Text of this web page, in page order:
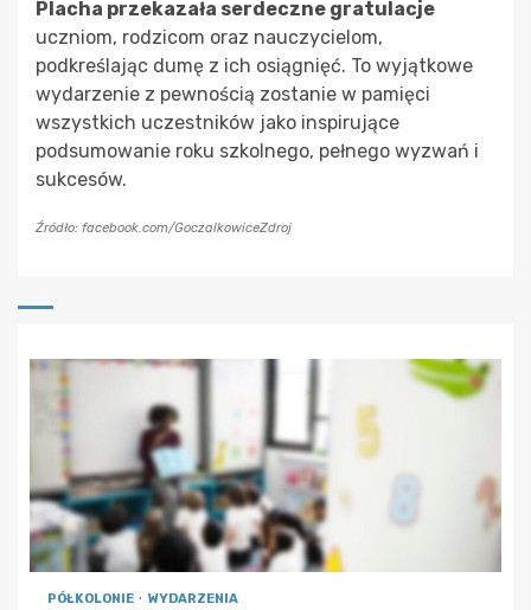
Placha przekazała serdeczne gratulacje
uczniom, rodzicom oraz nauczycielom,
podkreślając dumę z ich osiągnięć. To wyjątkowe
wydarzenie z pewnością zostanie w pamięci
wszystkich uczestników jako inspirujące
podsumowanie roku szkolnego, pełnego wyzwań i
sukcesów.
Źródło: facebook.com/GoczalkowiceZdroj
PÓŁKOLONIE WYDARZENIA